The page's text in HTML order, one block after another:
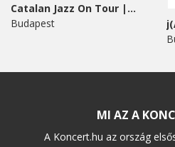
Catalan Jazz On Tour |...
Budapest
MI AZ A
A Koncert.hu az ország